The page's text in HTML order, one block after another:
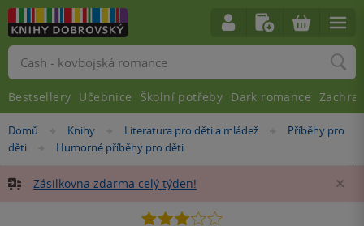
Nacházíte
se
Domů »Knihy »Literatura pro děti a mládež »Příběhy pro
děti
»Humorné příběhy pro děti
Zásilkovna zdarma celý týden!
3.0
Vyhledávání
Bestsellery Učebnice Školní potřeby Dark romance